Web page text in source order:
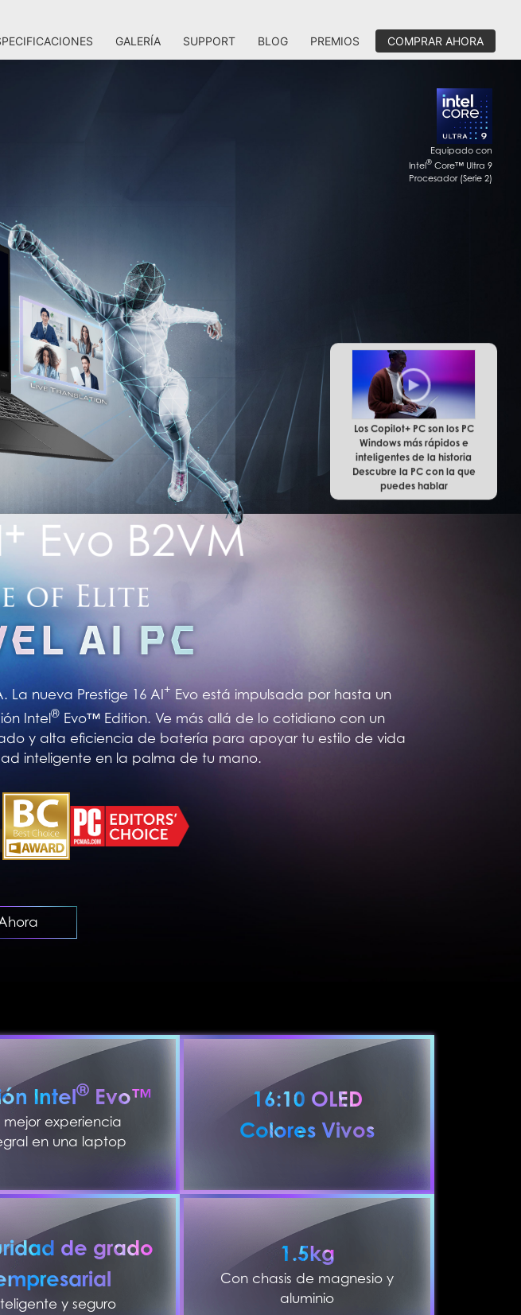
GALERÍA SUPPORT BLOG PREMIOS COMPRAR AHORA
Los Copilot+ PC son los PC
Windows más rápidos e
inteligentes de la historia
Descubre la PC con la que
puedes hablar
Equipado con
Intel® Core™ Ultra 9
Procesador (Serie 2)
nueva Prestige 16 AI + Evo está impulsada por hasta un
Intel®Evo™ Edition. Ve más allá de lo cotidiano con un
y alta eficiencia de batería para apoyar tu estilo de vida
inteligente en la palma de tu mano.
Intel®Evo™
mejor experiencia
en una laptop
16:10 OLED
Colores Vivos
de grado
y seguro
1.5kg
Con chasis de magnesio y
aluminio